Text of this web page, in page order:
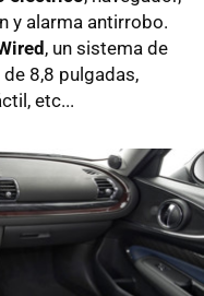
y alarma antirrobo.
, un sistema de
8,8 pulgadas,
etc...